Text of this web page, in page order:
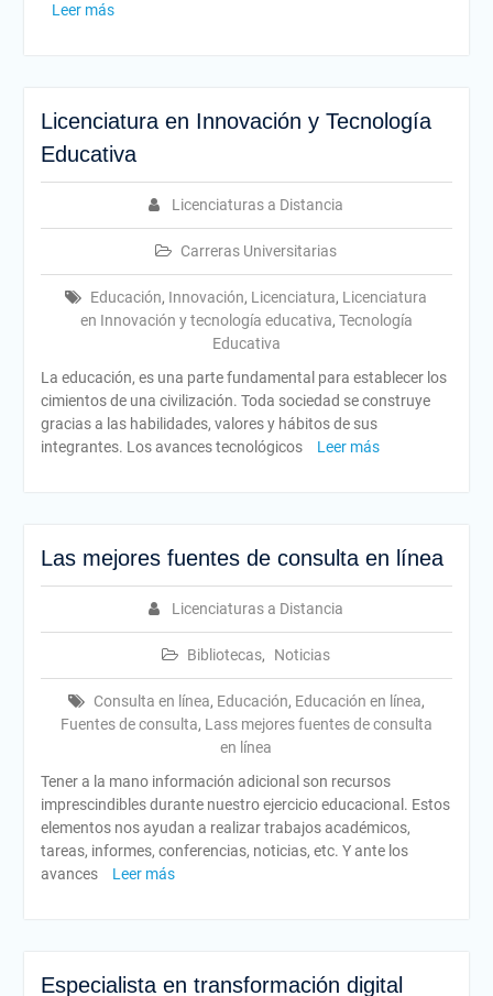
Leer más
Licenciatura en Innovación y Tecnología
Educativa
Licenciaturas a Distancia
Carreras Universitarias
Educación, Innovación, Licenciatura, Licenciatura
en Innovación y tecnología educativa, Tecnología
Educativa
La educación, es una parte fundamental para establecer los
cimientos de una civilización. Toda sociedad se construye
gracias a las habilidades, valores y hábitos de sus
integrantes. Los avances tecnológicos
Leer más
Las mejores fuentes de consulta en línea
Licenciaturas a Distancia
Bibliotecas, Noticias
Consulta en línea, Educación, Educación en línea,
Fuentes de consulta, Lass mejores fuentes de consulta
en línea
Tener a la mano información adicional son recursos
imprescindibles durante nuestro ejercicio educacional. Estos
elementos nos ayudan a realizar trabajos académicos,
tareas, informes, conferencias, noticias, etc. Y ante los
avances
Leer más
Especialista en transformación digital